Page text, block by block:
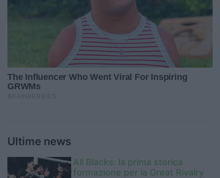
Ultime news
All Blacks: la prima storica
formazione per la Great Rivalry